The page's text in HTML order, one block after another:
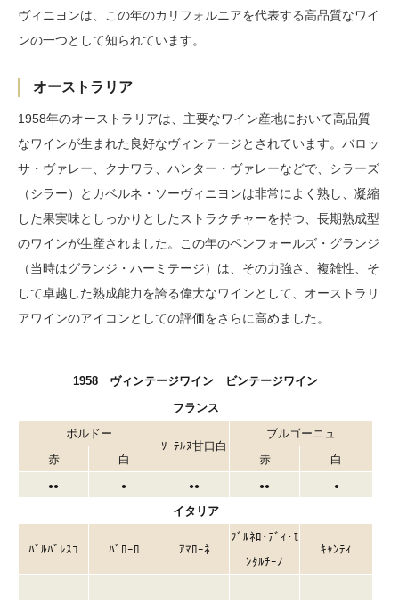
ヴィニヨンは、この年のカリフォルニアを代表する高品質なワイ
ンの一つとして知られています。
オーストラリア
1958年のオーストラリアは、主要なワイン産地において高品質
なワインが生まれた良好なヴィンテージとされています。バロッ
サ・ヴァレー、クナワラ、ハンター・ヴァレーなどで、シラーズ
（シラー）とカベルネ・ソーヴィニヨンは非常によく熟し、凝縮
した果実味としっかりとしたストラクチャーを持つ、長期熟成型
のワインが生産されました。この年のペンフォールズ・グランジ
（当時はグランジ・ハーミテージ）は、その力強さ、複雑性、そ
して卓越した熟成能力を誇る偉大なワインとして、オーストラリ
アワインのアイコンとしての評価をさらに高めました。
1958 ヴィンテージワイン ビンテージワイン
フランス
ボルドー
ｿｰﾃﾙﾇ甘口白
ブルゴーニュ
赤
白 赤 白
●● ● ●● ●● ●
イタリア
ﾊﾞﾙﾊﾞﾚｽｺ ﾊﾞﾛｰﾛ ｱﾏﾛｰﾈ
ﾌﾞﾙﾈﾛ･ﾃﾞｨ･ﾓ
ﾝﾀﾙﾁｰﾉ
ｷｬﾝﾃｨ